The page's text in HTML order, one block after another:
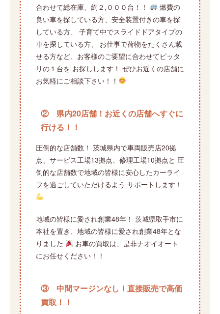
合わせて総在庫、約２,０００台！！
燃費の
良い車を探している方、安全装置付きの車を探
している方、 子育て中でスライドドアタイプの
車を探している方、 お仕事で荷物をたくさん載
せる方など、お客様のご要望に合わせてピッタ
リの１台を お探しします！ ぜひお近くの店舗に
お気軽にご相談下さい！！
② 県内20店舗！お近くの店舗へすぐに
行ける！！
圧倒的な店舗数！ 茨城県内で車両販売店20拠
点、サービス工場13拠点、修理工場10拠点と 圧
倒的な店舗数で地域の皆様に安心したカーライ
フを過ごしていただけるよう サポートします！
地域の皆様に愛され創業48年！ 茨城県取手市に
本社を置き、地域の皆様に愛され創業48年とな
りました
お車の買取は、是非ナオイオート
にお任せください！！
③ 中間マージンなし！直接販売で高価
買取！！